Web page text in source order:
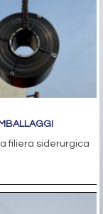
filiera siderurgica